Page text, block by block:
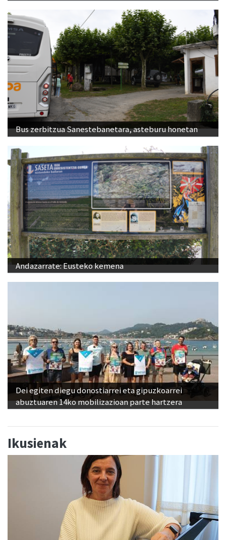
Bus zerbitzua Sanestebanetara, asteburu honetan
Andazarrate: Eusteko kemena
Dei egiten diegu donostiarrei eta gipuzkoarrei
abuztuaren 14ko mobilizazioan parte hartzera
Ikusienak